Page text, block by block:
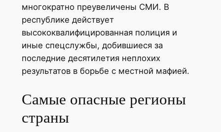
многократно преувеличены СМИ. В
республике действует
высококвалифицированная полиция и
иные спецслужбы, добившиеся за
последние десятилетия неплохих
результатов в борьбе с местной мафией.
Самые опасные регионы
страны